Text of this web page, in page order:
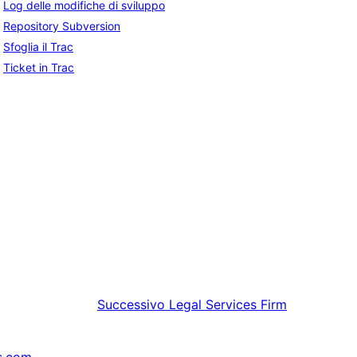
Log delle modifiche di sviluppo
Repository Subversion
Sfoglia il Trac
Ticket in Trac
Successivo Legal Services Firm